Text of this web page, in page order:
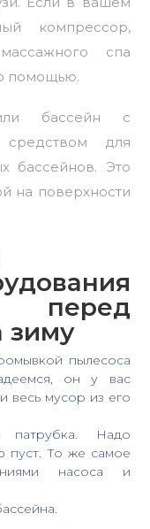
компрессор,
спа
помощью.
бассейн с
средством для
бассейнов. Это
на поверхности
зиму
пылесоса
он у вас
весь мусор из его
патрубка. Надо
пуст. То же самое
насоса и